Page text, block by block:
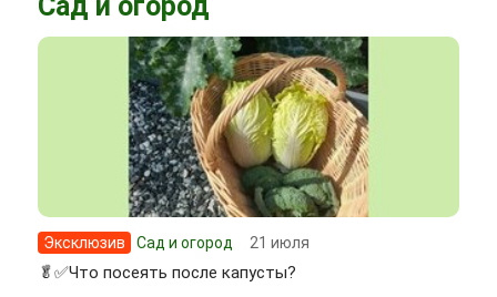
Эксклюзив Сад и огород 21 июля
🥬✅Что посеять после капусты?